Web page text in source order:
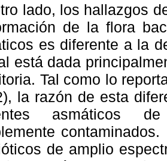
lado, los hallazgos
de la flora
es diferente a la
está dada
Tal como lo
la razón de esta
asmáticos
de amplio